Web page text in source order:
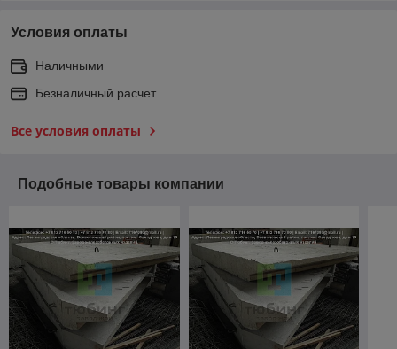
Условия оплаты
Наличными
Безналичный расчет
Все условия оплаты
Подобные товары компании